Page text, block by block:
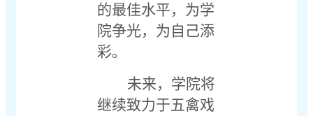
的最佳水平，为学
院争光，为自己添
彩。
未来，学院将
继续致力于五禽戏